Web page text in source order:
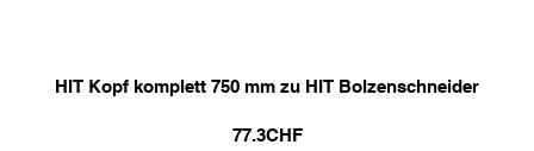
HIT Kopf komplett 750 mm zu HIT Bolzenschneider
77.3CHF